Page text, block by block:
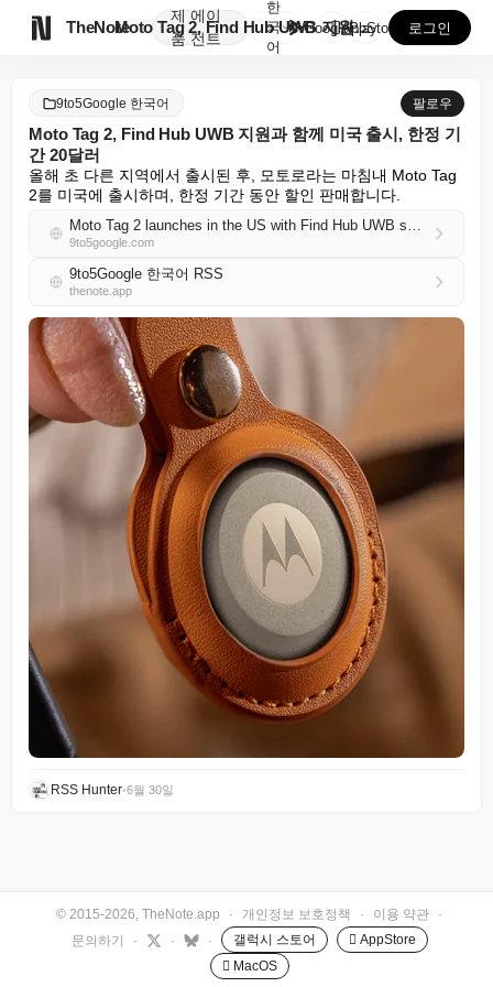
TheNote
제
품
에이
전트
Moto Tag 2, Find Hub UWB 지원과 함...
한
국
어
GooglePlay
AppStore 로그인
9to5Google 한국어 팔로우
Moto Tag 2, Find Hub UWB 지원과 함께 미국 출시, 한정 기
간 20달러
올해 초 다른 지역에서 출시된 후, 모토로라는 마침내 Moto Tag
2를 미국에 출시하며, 한정 기간 동안 할인 판매합니다.
Moto Tag 2 launches in the US with Find Hub UWB support, $20 for a limited time
9to5google.com
9to5Google 한국어 RSS
thenote.app
RSS Hunter•6월 30일
© 2015-2026, TheNote.app · 개인정보 보호정책 · 이용 약관
·
문의하기
· · · 갤럭시 스토어
 AppStore
 MacOS